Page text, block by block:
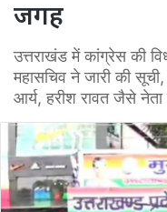
जगह
उत्तराखंड में कांग्रेस की
महासचिव ने जारी की
आर्य, हरीश रावत जैसे नेता